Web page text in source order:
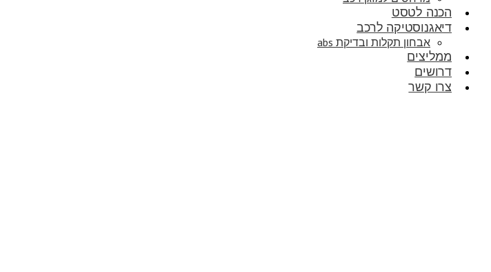
הכנה לטסט
דיאגנוסטיקה לרכב
אבחון תקלות ובדיקת abs
ממליצים
דרושים
צרו קשר